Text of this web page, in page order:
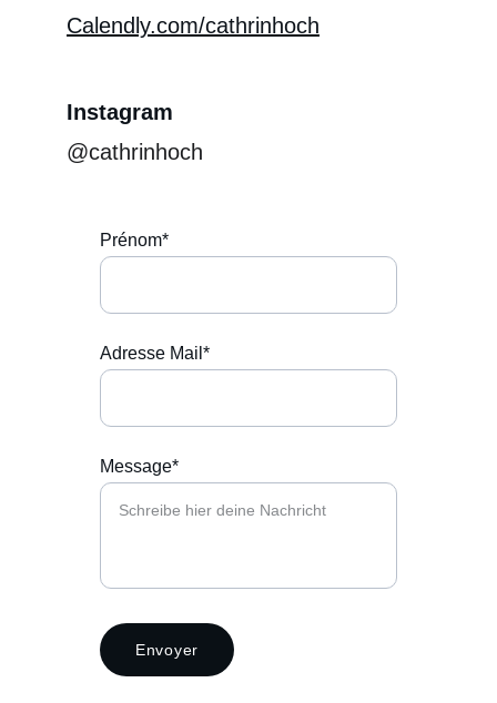
Calendly.com/cathrinhoch
Prénom*
Adresse Mail*
Message*
Envoyer
Instagram
@cathrinhoch